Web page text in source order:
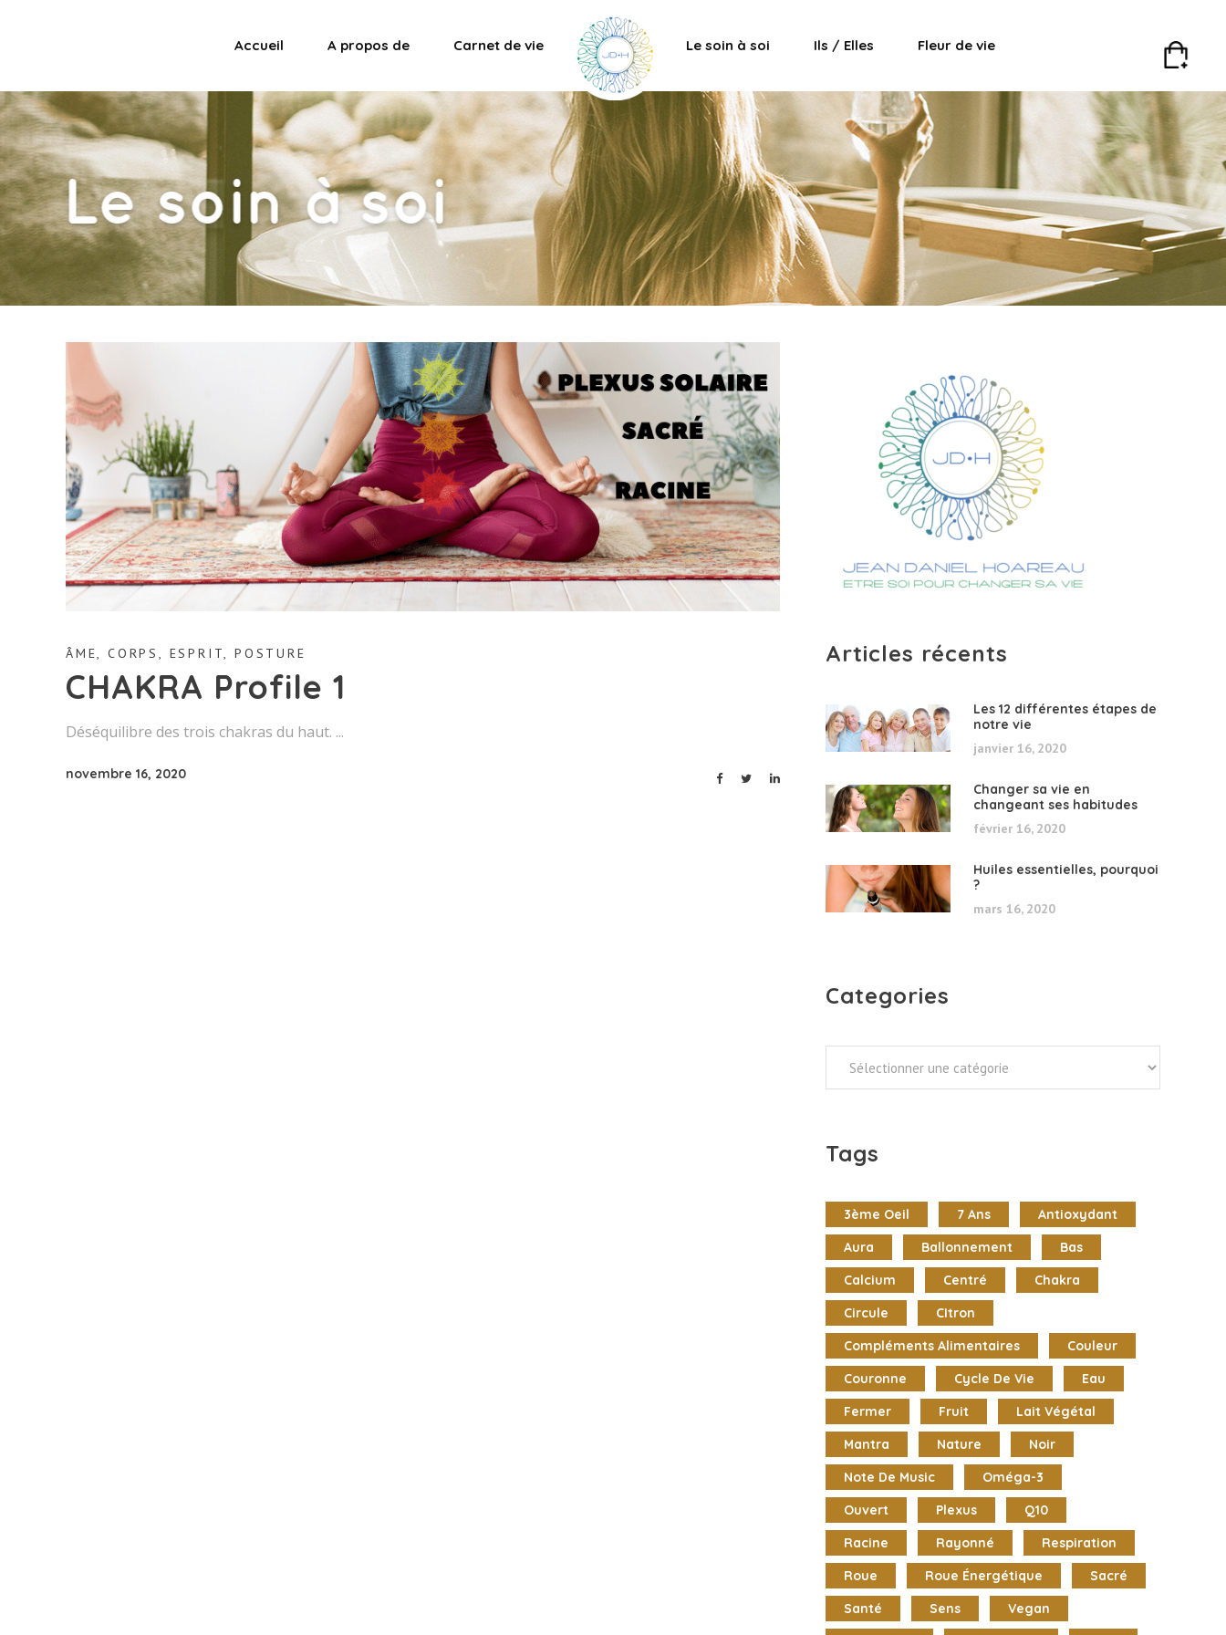
Accueil A propos de Carnet de vie Le soin à soi Ils / Elles Fleur de vie
ÂME,CORPS, ESPRIT,POSTURE
CHAKRA Profile 1
Déséquilibre des trois chakras du haut.
novembre 16, 2020
Articles récents
Les 12 différentes étapes de
notre vie
janvier 16, 2020
Changer sa vie en
changeant ses habitudes
février 16, 2020
Huiles essentielles, pourquoi
?
mars 16, 2020
Categories
Categories
Tags
3ème Oeil 7 Ans
Antioxydant
Aura
Ballonnement
Bas
Calcium
Centré
Chakra
Circule
CItron
Compléments Alimentaires
Couleur
Couronne
Cycle De Vie
Eau
Fermer
Fruit
Lait Végétal
Mantra
Nature
Noir
Note De Music
Oméga-3
Ouvert
Plexus
Q10
Racine
Rayonné
Respiration
Roue
Roue Énergétique
Sacré
Santé
Sens
Vegan